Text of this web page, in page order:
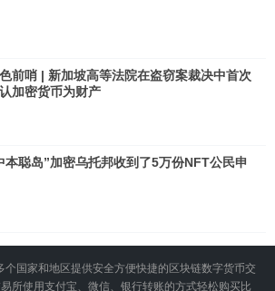
前哨 | 新加坡高等法院在盗窃案裁决中首次
加密货币为财产
本聪岛”加密乌托邦收到了5万份NFT公民申
个国家和地区提供安全方便快捷的区块链数字货币交
所使用支付宝、微信、银行转账的方式轻松购买比